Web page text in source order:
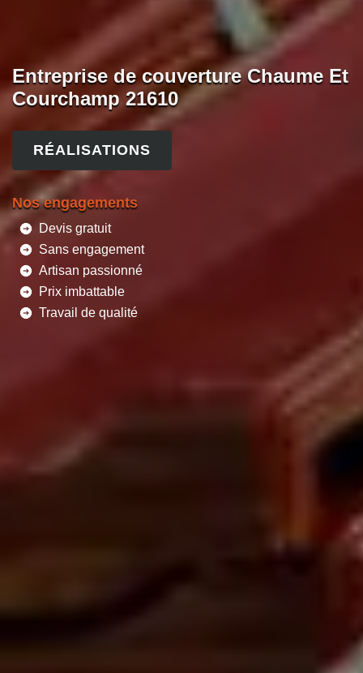
Entreprise de couverture Chaume Et
Courchamp 21610
RÉALISATIONS
Nos engagements
Devis gratuit
Sans engagement
Artisan passionné
Prix imbattable
Travail de qualité